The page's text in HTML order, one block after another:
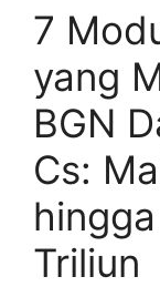
7
yang
BGN
Cs:
Triliun